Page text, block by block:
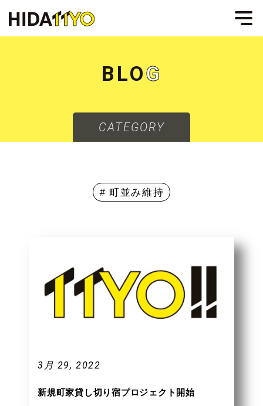
BLOG
CATEGORY
# 町並み維持
3月 29, 2022
新規町家貸し切り宿プロジェクト開始